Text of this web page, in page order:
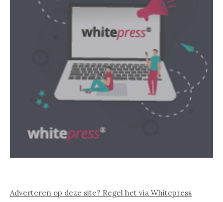
Adverteren op deze site? Regel het via Whitepress